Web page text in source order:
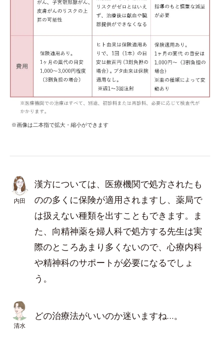
※画像は二本指で拡大・縮小ができます
内田
漢方については、医療機関で処方されたも
のの多くに保険が適用されますし、薬局で
は扱えない種類を出すこともできます。ま
た、向精神薬を婦人科で処方する先生は実
際のところあまり多くないので、心療内科
や精神科のサポートが必要になるでしょ
う。
清水
どの治療法がいいのか迷いますね…。